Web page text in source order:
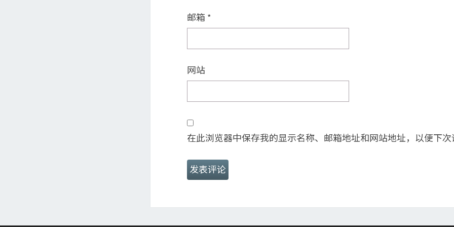
邮箱 *
网站
在此浏览器中保存我的显示名称、邮箱地址和网站地址，以便下次